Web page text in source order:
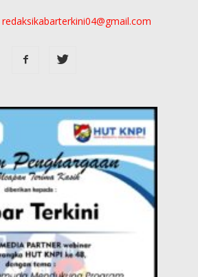
redaksikabarterkini04@gmail.com